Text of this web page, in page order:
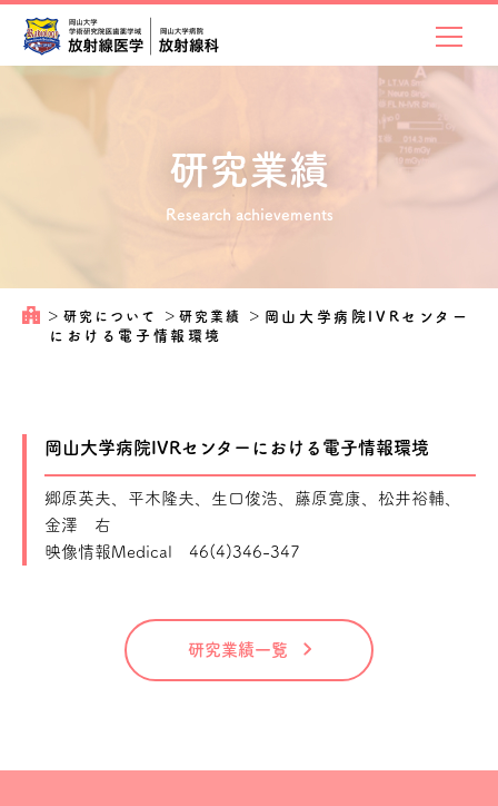
研究業績
Research achievements
＞ 研究について ＞研究業績 ＞ 岡山大学病院IVRセンター
における電子情報環境
岡山大学病院IVRセンターにおける電子情報環境
郷原英夫、平木隆夫、生口俊浩、藤原寛康、松井裕輔、
金澤 右
映像情報Medical 46(4)346-347
研究業績一覧